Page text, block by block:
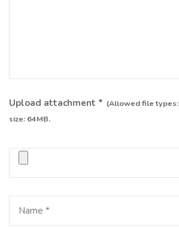
Upload attachment * (Allowed file types:
size: 64MB.